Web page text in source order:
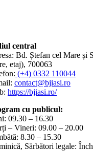
central
Bd. Ștefan cel Mare și
etaj), 700063
(+4) 0332 110044
contact@bjiasi.ro
https://bjiasi.ro/
cu publicul:
09.30 – 16.30
– Vineri: 09.00 – 20.00
8.30 – 15.30
Sărbători legale: